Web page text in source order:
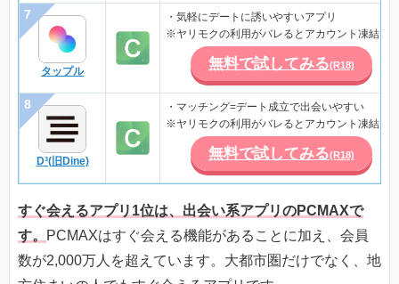
タップル
・気軽にデートに誘いやすいアプリ
※ヤリモクの利用がバレるとアカウント凍結
無料で試してみる(R18)
D³(旧Dine)
・マッチング=デート成立で出会いやすい
※ヤリモクの利用がバレるとアカウント凍結
無料で試してみる(R18)
すぐ会えるアプリ1位は、出会い系アプリのPCMAXで
す。
PCMAXはすぐ会える機能があることに加え、会員
数が2,000万人を超えています。大都市圏だけでなく、地